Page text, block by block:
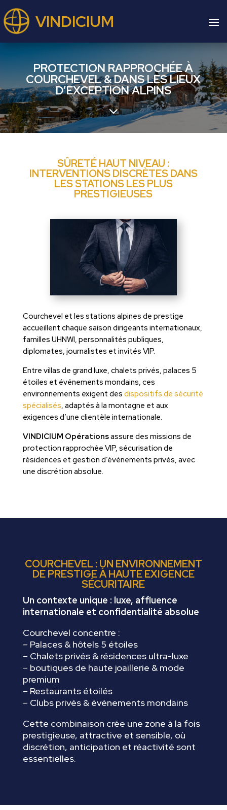
VINDICIUM
PROTECTION RAPPROCHÉE À
COURCHEVEL & DANS LES LIEUX
D’EXCEPTION ALPINS
3
SÛRETÉ HAUT NIVEAU :
INTERVENTIONS DISCRÈTES DANS
LES STATIONS LES PLUS
PRESTIGIEUSES
Courchevel et les stations alpines de prestige
accueillent chaque saison dirigeants internationaux,
familles UHNWI, personnalités publiques,
diplomates, journalistes et invités VIP.
Entre villas de grand luxe, chalets privés, palaces 5
étoiles et événements mondains, ces
environnements exigent des dispositifs de sécurité
spécialisés, adaptés à la montagne et aux
exigences d’une clientèle internationale.
VINDICIUM Opérationsassure des missions de
protection rapprochée VIP, sécurisation de
résidences et gestion d’événements privés, avec
une discrétion absolue.
COURCHEVEL : UN ENVIRONNEMENT
DE PRESTIGE À HAUTE EXIGENCE
SÉCURITAIRE
Un contexte unique : luxe, affluence
internationale et confidentialité absolue
Courchevel concentre :
– Palaces & hôtels 5 étoiles
– Chalets privés & résidences ultra-luxe
– boutiques de haute joaillerie & mode
premium
– Restaurants étoilés
– Clubs privés & événements mondains
Cette combinaison crée une zone à la fois
prestigieuse, attractive et sensible, où
discrétion, anticipation et réactivité sont
essentielles.